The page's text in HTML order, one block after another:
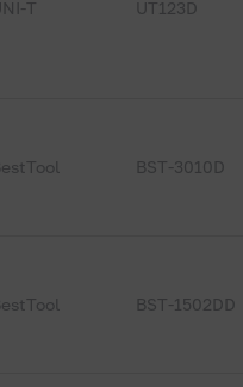
T UT123D
BST-3010D
BST-1502DD